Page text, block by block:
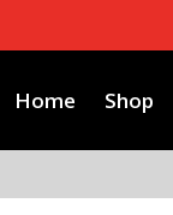
Home Shop